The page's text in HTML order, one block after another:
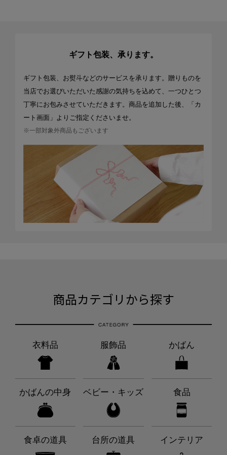
ギフト包装、承ります。
ギフト包装、お熨斗などのサービスを承ります。贈りものを
当店でお選びいただいた感謝の気持ちを込めて、一つひとつ
丁寧にお包みさせていただきます。商品を追加した後、「カ
ート画面」よりご指定くださいませ。
※一部対象外商品もございます
商品カテゴリから探す
衣料品 服飾品 かばん
かばんの中身 ベビー・キッズ 食品
食卓の道具 台所の道具 インテリア